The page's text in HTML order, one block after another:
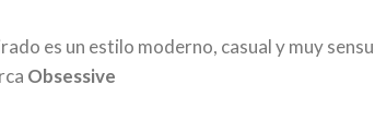
es un estilo moderno, casual y muy
Obsessive